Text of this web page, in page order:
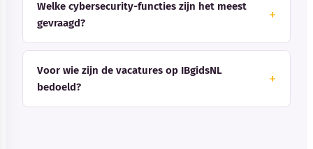
Welke cybersecurity-functies zijn het meest
gevraagd?
Voor wie zijn de vacatures op IBgidsNL
bedoeld?